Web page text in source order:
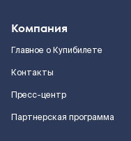
Компания
Главное о Купибилете
Контакты
Пресс-центр
Партнерская программа